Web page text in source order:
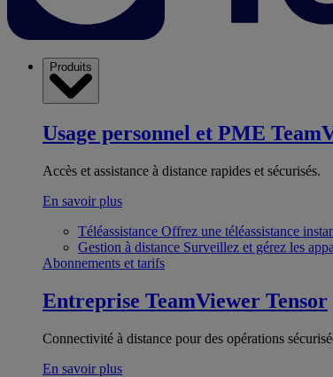
Produits
Usage personnel et PME
Accès et assistance à distance rapides et sécurisés.
En savoir plus
Téléassistance Offrez une téléassistance
Gestion à distance Surveillez et gérez les
Abonnements et tarifs
Entreprise TeamViewer Tensor
Connectivité à distance pour des opérations
En savoir plus